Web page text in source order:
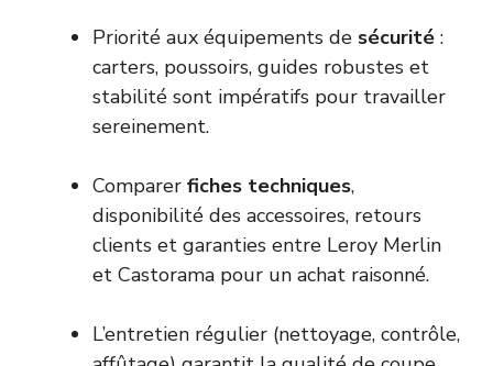
Priorité aux équipements de sécurité :
carters, poussoirs, guides robustes et
stabilité sont impératifs pour travailler
sereinement.
Comparer fiches techniques,
disponibilité des accessoires, retours
clients et garanties entre Leroy Merlin
et Castorama pour un achat raisonné.
L’entretien régulier (nettoyage, contrôle,